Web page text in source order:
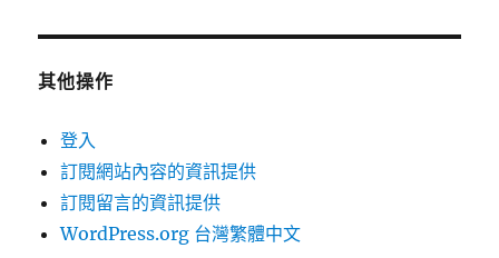
其他操作
登入
訂閱網站內容的資訊提供
訂閱留言的資訊提供
WordPress.org 台灣繁體中文